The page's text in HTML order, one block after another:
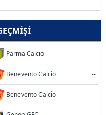
Parma Calcio --
Benevento Calcio --
Benevento Calcio --